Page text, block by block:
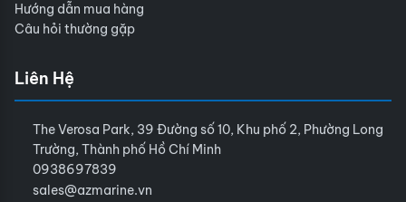
Hướng dẫn mua hàng
Câu hỏi thường gặp
Liên Hệ
The Verosa Park, 39 Đường số 10, Khu phố 2, Phường Long
Trường, Thành phố Hồ Chí Minh
0938697839
sales@azmarine.vn